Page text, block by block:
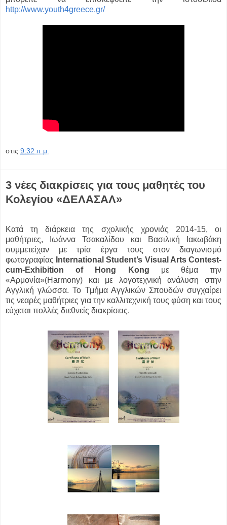
http://www.youth4greece.gr/
στις 9:32 π.μ.
3 νέες διακρίσεις για τους μαθητές του
Κολεγίου «ΔΕΛΑΣΑΛ»
Κατά τη διάρκεια της σχολικής χρονιάς 2014-15, οι
μαθήτριες, Ιωάννα Τσακαλίδου και Βασιλική Ιακωβάκη
συμμετείχαν με τρία έργα τους στον διαγωνισμό
φωτογραφίας International Student’s Visual Arts Contest-
cum-Exhibition of Hong Kong με θέμα την
«Αρμονία»(Harmony) και με λογοτεχνική ανάλυση στην
Αγγλική γλώσσα. Το Τμήμα Αγγλικών Σπουδών συγχαίρει
τις νεαρές μαθήτριες για την καλλιτεχνική τους φύση και τους
εύχεται πολλές διεθνείς διακρίσεις.